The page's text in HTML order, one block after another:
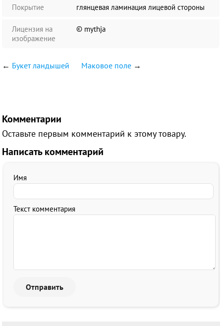
Покрытие глянцевая ламинация лицевой стороны
Лицензия на
изображение
© mythja
← Букет ландышей Маковое поле →
Комментарии
Оставьте первым комментарий к этому товару.
Написать комментарий
Имя
Текст комментария